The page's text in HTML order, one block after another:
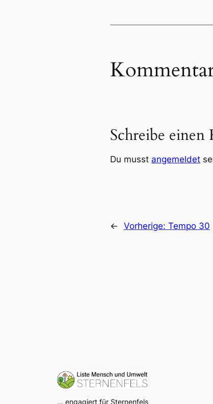
Schreibe einen
Du musst angemeldet
← Vorherige: Tempo 30
… engagiert für Sternenfels